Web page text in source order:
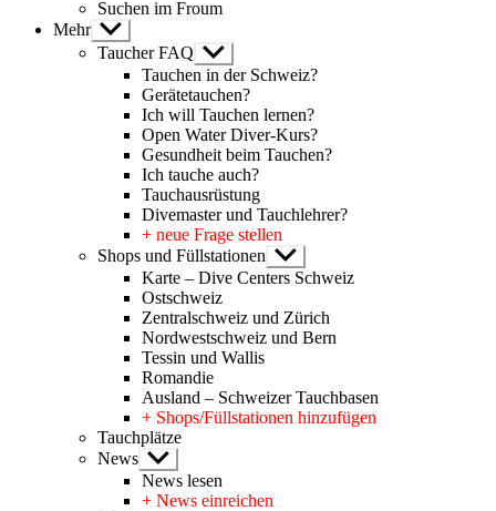
Suchen im Froum
Mehr Untermenü
anzeigen
Taucher FAQ Untermenü
anzeigen
Tauchen in der Schweiz?
Gerätetauchen?
Ich will Tauchen lernen?
Open Water Diver-Kurs?
Gesundheit beim Tauchen?
Ich tauche auch?
Tauchausrüstung
Divemaster und Tauchlehrer?
+ neue Frage stellen
Shops und Füllstationen Untermenü
anzeigen
Karte – Dive Centers Schweiz
Ostschweiz
Zentralschweiz und Zürich
Nordwestschweiz und Bern
Tessin und Wallis
Romandie
Ausland – Schweizer Tauchbasen
+ Shops/Füllstationen hinzufügen
Tauchplätze
News Untermenü
anzeigen
News lesen
+ News einreichen